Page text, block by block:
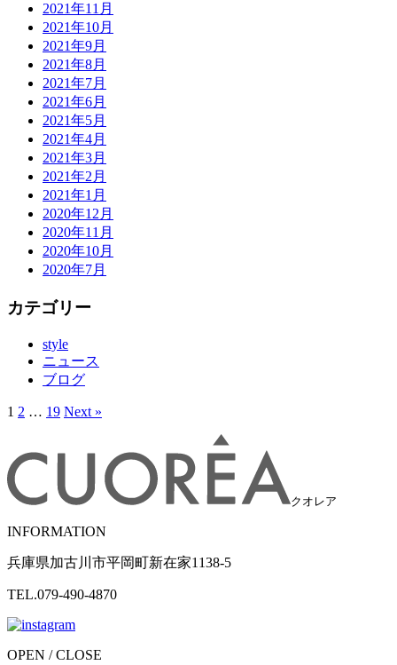
2021年11月
2021年10月
2021年9月
2021年8月
2021年7月
2021年6月
2021年5月
2021年4月
2021年3月
2021年2月
2021年1月
2020年12月
2020年11月
2020年10月
2020年7月
カテゴリー
style
ニュース
ブログ
1 2 … 19 Next »
クオレア
INFORMATION
兵庫県加古川市平岡町新在家1138-5
TEL.079-490-4870
OPEN / CLOSE